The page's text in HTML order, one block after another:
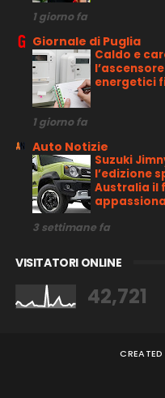
1 giorno fa
Giornale di Puglia
Caldo e
energetici
1 giorno fa
Auto Notizie
Suzuki
l’edizione
Australia il
3 settimane fa
VISITATORI ONLINE
42,721
CREATED